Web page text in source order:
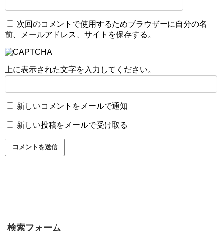
次回のコメントで使用するためブラウザーに自分の名
前、メールアドレス、サイトを保存する。
上に表示された文字を入力してください。
新しいコメントをメールで通知
新しい投稿をメールで受け取る
検索フォーム